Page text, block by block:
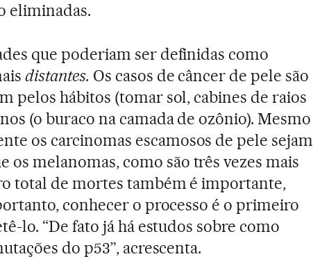
eliminadas.
que poderiam ser definidas como
distantes. Os casos de câncer de pele são
pelos hábitos (tomar sol, cabines de raios
(o buraco na camada de ozônio). Mesmo
os carcinomas escamosos de pele sejam
os melanomas, como são três vezes mais
total de mortes também é importante,
conhecer o processo é o primeiro
lo. “De fato já há estudos sobre como
do p53”, acrescenta.